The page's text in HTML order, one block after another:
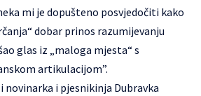
mi je dopušteno posvjedočiti kako
dobar prinos razumijevanju
glas iz „maloga mjesta“ s
artikulacijom”.
novinarka i pjesnikinja Dubravka